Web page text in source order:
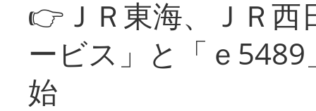
👉ＪＲ東海、ＪＲ
ービス」と「ｅ
始